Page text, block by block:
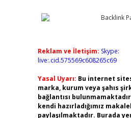
Reklam ve İletişim: Skype:
live:.cid.575569c608265c69
Yasal Uyarı: Bu internet
marka, kurum veya şahıs
bağlantısı
kendi hazırladığımız
paylaşılmaktadır. Burada